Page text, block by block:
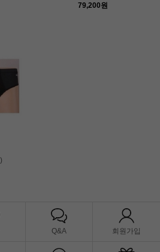
79,200원
Q&A 회원가입